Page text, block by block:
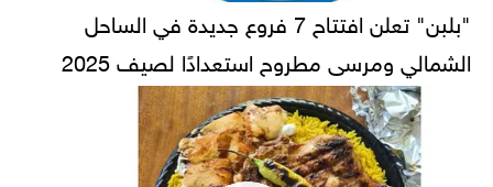
"بلبن" تعلن افتتاح 7 فروع جديدة في الساحل
الشمالي ومرسى مطروح استعدادًا لصيف 2025